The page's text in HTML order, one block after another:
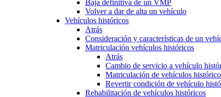
Baja definitiva de un VMP
Volver a dar de alta un vehículo
Vehículos históricos
Atrás
Consideración y características de un
Matriculación vehículos históricos
Atrás
Cambio de servicio a vehículo
Matriculación de vehículos
Revertir condición de vehículo
Rehabilitación de vehículos históricos